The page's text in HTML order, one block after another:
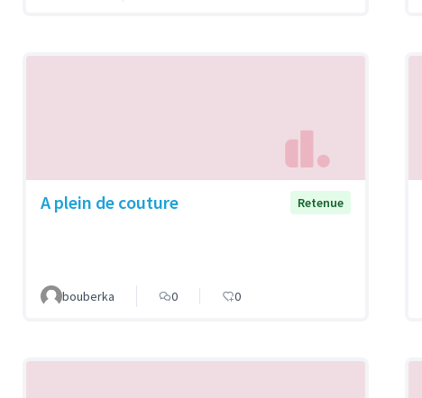
A plein de couture Retenue
bouberka 0 0